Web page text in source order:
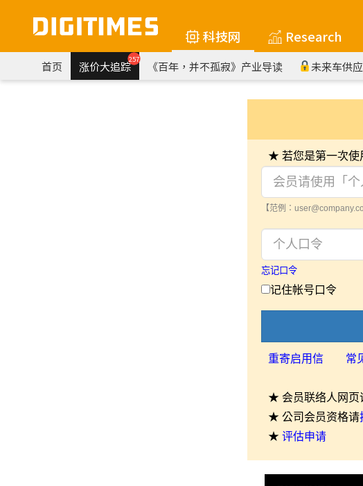
科技网 Research
首页 涨价大追踪257 《百年，并不孤寂》产业导读 未来车供
★ 若您是第一次使
【范例：
忘记口令
记住帐号口令
重寄启用信 常
★ 会员联络人网页
★ 公司会员资格请
★ 评估申请